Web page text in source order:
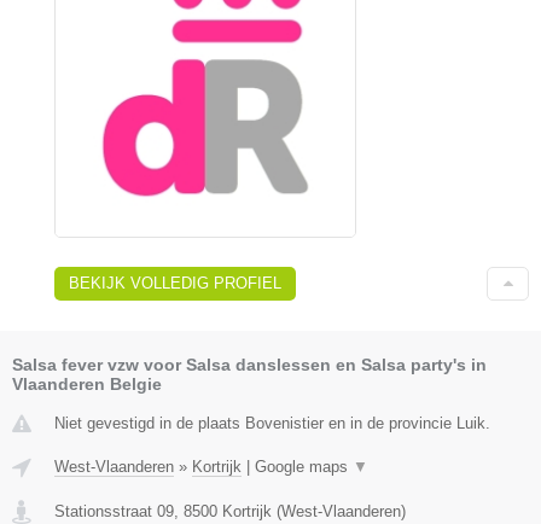
BEKIJK VOLLEDIG PROFIEL
Salsa fever vzw voor Salsa danslessen en Salsa party's in
Vlaanderen Belgie
Niet gevestigd in de plaats Bovenistier en in de provincie Luik.
West-Vlaanderen » Kortrijk Google maps ▼
Stationsstraat 09, 8500 Kortrijk (West-Vlaanderen)